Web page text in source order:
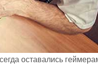
оставались